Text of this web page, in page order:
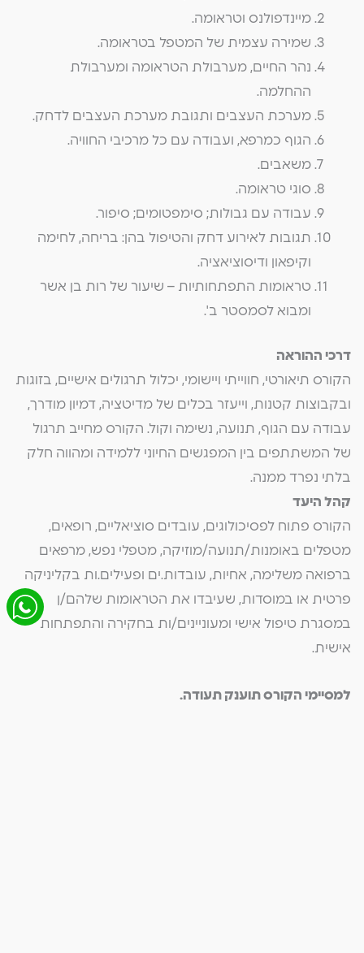
מיינדפולנס וטראומה.
שמירה עצמית של המטפל בטראומה.
נהר החיים, מערבולת הטראומה ומערבולת
ההחלמה.
מערכת העצבים ותגובת מערכת העצבים לדחק.
הגוף כמרפא, ועבודה עם כל מרכיבי החוויה.
משאבים.
סוגי טראומה.
עבודה עם גבולות; סימפטומים; סיפור.
תגובות לאירוע דחק והטיפול בהן: בריחה, לחימה
וקיפאון ודיסוציאציה.
טראומות התפתחותיות – שיעור של רות בן אשר
ומבוא לסמסטר ב'.
דרכי ההוראה
הקורס תיאורטי, חווייתי ויישומי, יכלול תרגולים אישיים, בזוגות
ובקבוצות קטנות, וייעזר בכלים של מדיטציה, דמיון מודרך,
עבודה עם הגוף, תנועה, נשימה וקול. הקורס מחייב תרגול
של המשתתפים בין המפגשים החיוני ללמידה ומהווה חלק
בלתי נפרד ממנה.
קהל היעד
הקורס פתוח לפסיכולוגים, עובדים סוציאליים, רופאים,
מטפלים באומנות/תנועה/מוזיקה, מטפלי נפש, מרפאים
ברפואה משלימה, אחיות, עובדות.ים ופעילים.ות בקליניקה
פרטית או במוסדות, שעיבדו את הטראומות שלהם/ן
במסגרת טיפול אישי ומעוניינים/ות בחקירה והתפתחות
אישית.
למסיימי הקורס תוענק תעודה.